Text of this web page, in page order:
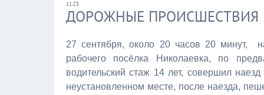
11:23
ДОРОЖНЫЕ ПРОИСШЕСТВИЯ
27 сентября, около 20 часов 20 минут,
рабочего посёлка Николаевка, по
водительский стаж 14 лет, совершил
неустановленном месте, после наезда,